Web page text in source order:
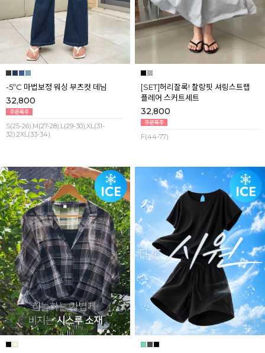
-5ºC 마법보정 워싱 부츠컷 데님
32,800
S(25-26),M(27-28),L(29-30),XL(31-
32),2XL(33-34)
[SET]허리잘록! 찰랑핏 셔링스트랩
플레어 스커트세트
32,800
F(44-77)